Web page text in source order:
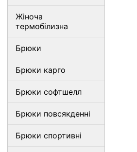
Жіноча
термобілизна
Брюки
Брюки карго
Брюки софтшелл
Брюки повсякденні
Брюки спортивні